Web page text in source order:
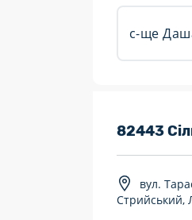
7 днів
82443
вул.
Стрийський,